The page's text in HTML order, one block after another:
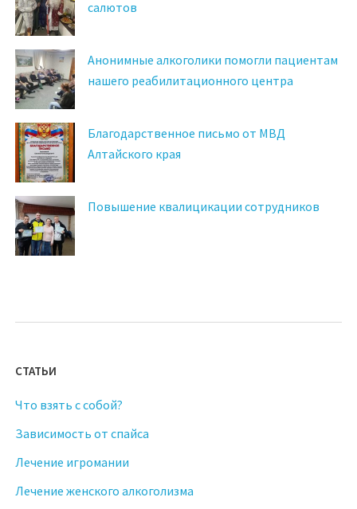
салютов
Анонимные алкоголики помогли пациентам
нашего реабилитационного центра
Благодарственное письмо от МВД
Алтайского края
Повышение квалицикации сотрудников
СТАТЬИ
Что взять с собой?
Зависимость от спайса
Лечение игромании
Лечение женского алкоголизма